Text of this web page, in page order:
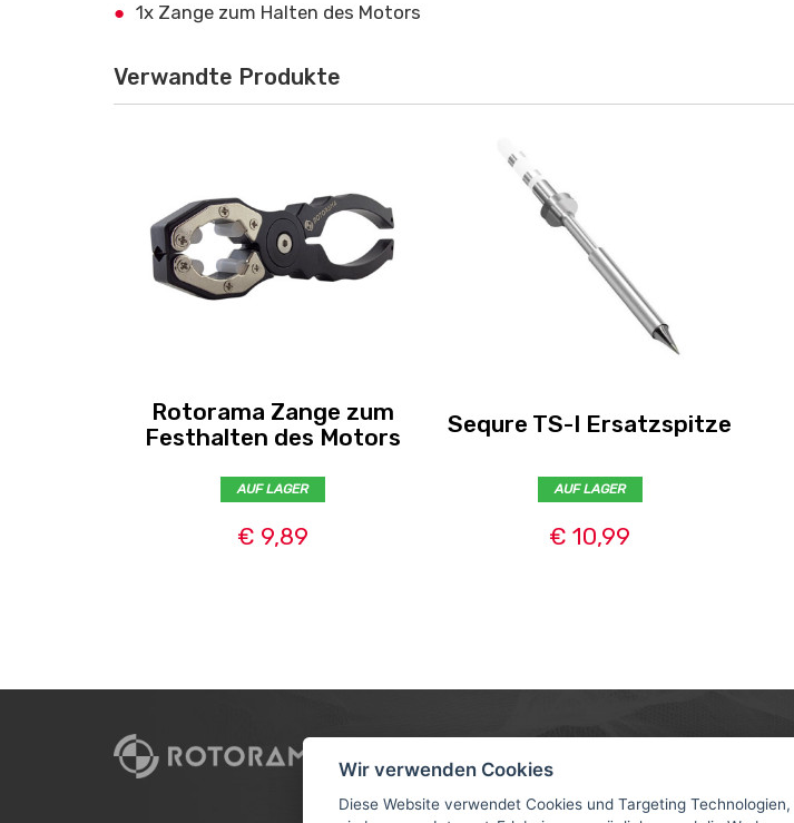
1x Zange zum Halten des Motors
Verwandte Produkte
Rotorama Zange zum
Festhalten des Motors
AUF LAGER
€ 9,89
Sequre TS-I Ersatzspitze
AUF LAGER
€ 10,99
VERSAND UND ZAHLUNG
ÜBER UNS
Wir verwenden Cookies
Diese Website verwendet Cookies und Targeting